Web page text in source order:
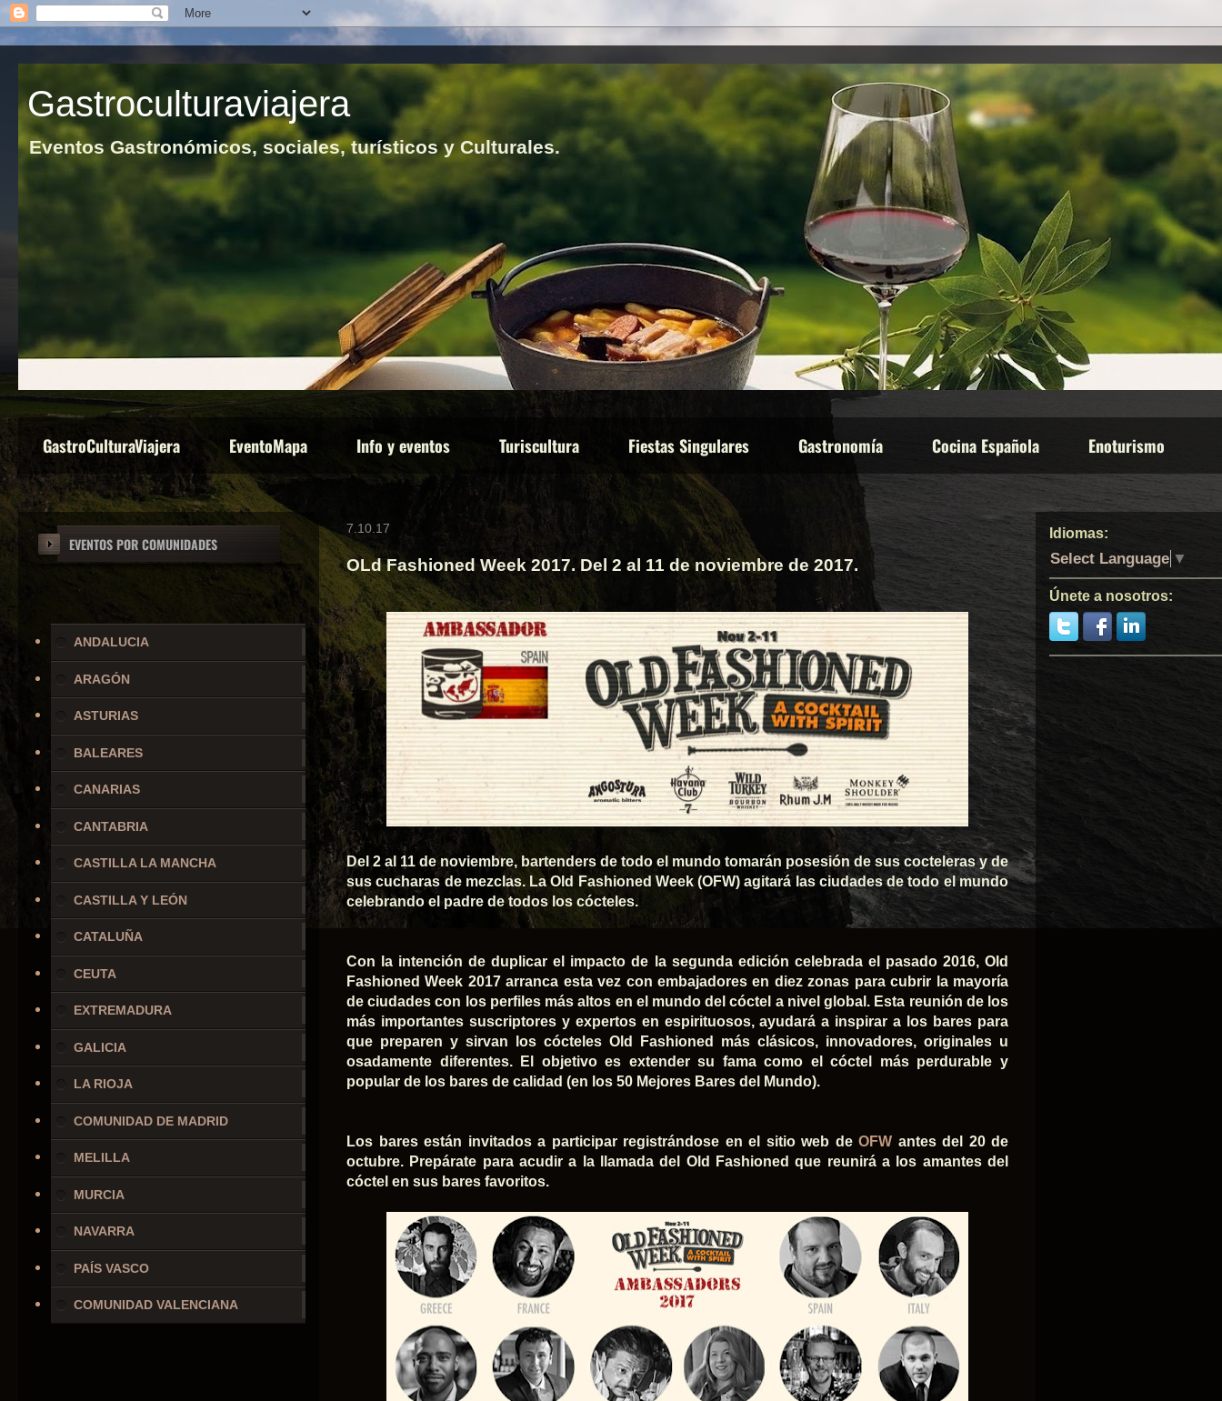
Gastroculturaviajera
Eventos Gastronómicos, sociales, turísticos y Culturales.
GastroCulturaViajera EventoMapa Info y eventos Turiscultura Fiestas Singulares Gastronomía Cocina Española Enoturismo
7.10.17
OLd Fashioned Week 2017. Del 2 al 11 de noviembre de 2017.
Del 2 al 11 de noviembre, bartenders de todo el mundo tomarán posesión de sus cocteleras y de
sus cucharas de mezclas. La Old Fashioned Week (OFW) agitará las ciudades de todo el mundo
celebrando el padre de todos los cócteles.
Con la intención de duplicar el impacto de la segunda edición celebrada el pasado 2016, Old
Fashioned Week 2017 arranca esta vez con embajadores en diez zonas para cubrir la mayoría
de ciudades con los perfiles más altos en el mundo del cóctel a nivel global. Esta reunión de los
más importantes suscriptores y expertos en espirituosos, ayudará a inspirar a los bares para
que preparen y sirvan los cócteles Old Fashioned más clásicos, innovadores, originales u
osadamente diferentes. El objetivo es extender su fama como el cóctel más perdurable y
popular de los bares de calidad (en los 50 Mejores Bares del Mundo).
Los bares están invitados a participar registrándose en el sitio web de OFW antes del 20 de
octubre. Prepárate para acudir a la llamada del Old Fashioned que reunirá a los amantes del
cóctel en sus bares favoritos.
EVENTOS POR COMUNIDADES
ANDALUCIA
ARAGÓN
ASTURIAS
BALEARES
CANARIAS
CANTABRIA
CASTILLA LA MANCHA
CASTILLA Y LEÓN
CATALUÑA
CEUTA
EXTREMADURA
GALICIA
LA RIOJA
COMUNIDAD DE MADRID
MELILLA
MURCIA
NAVARRA
PAÍS VASCO
COMUNIDAD VALENCIANA
Idiomas:
Select Language ▼
Únete a nosotros: